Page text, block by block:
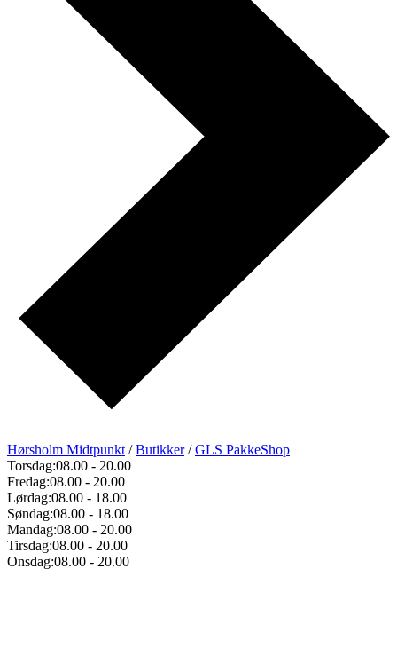
Hørsholm Midtpunkt /Butikker/GLS PakkeShop
Torsdag:08.00 - 20.00
Fredag:08.00 - 20.00
Lørdag:08.00 - 18.00
Søndag:08.00 - 18.00
Mandag:08.00 - 20.00
Tirsdag:08.00 - 20.00
Onsdag:08.00 - 20.00